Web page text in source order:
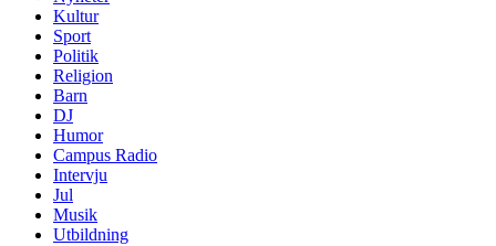
Kultur
Sport
Politik
Religion
Barn
DJ
Humor
Campus Radio
Intervju
Jul
Musik
Utbildning